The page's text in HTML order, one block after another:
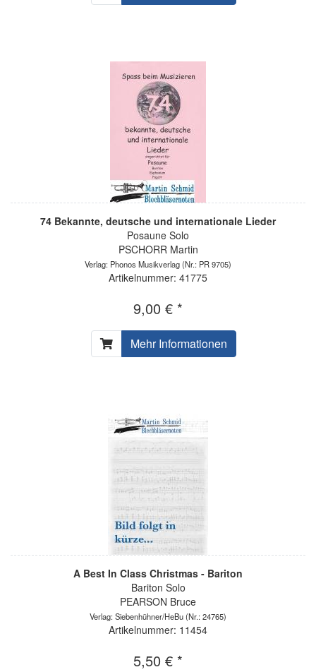
74 Bekannte, deutsche und internationale Lieder
Posaune Solo
PSCHORR Martin
Verlag: Phonos Musikverlag(Nr.: PR 9705)
Artikelnummer: 41775
9,00 € *
Mehr Informationen
A Best In Class Christmas - Bariton
Bariton Solo
PEARSON Bruce
Verlag: Siebenhühner/HeBu(Nr.: 24765)
Artikelnummer: 11454
5,50 € *